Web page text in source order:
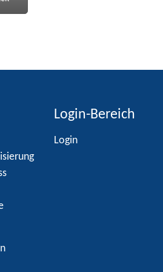
Login-Bereich
Login